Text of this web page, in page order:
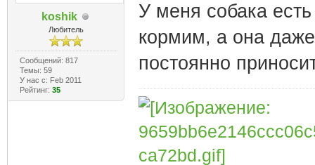
koshik
Любитель
Сообщений: 817
Темы: 59
У нас с: Feb 2011
Рейтинг: 35
У меня собака
кормим, а она
постоянно